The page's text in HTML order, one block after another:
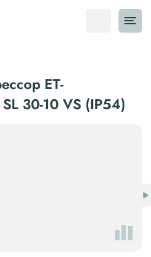
ET-
30-10 VS (IP54)